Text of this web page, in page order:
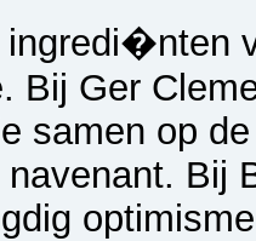
ingredi�nten
Bij Ger
samen op
Bij